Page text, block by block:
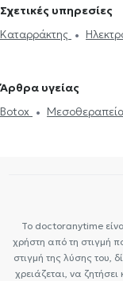
Σχετικές υπηρεσίες
Καταρράκτης
Χαλάζιο
Κερατόκωνος
υγείας για εργασία
Άρθρα υγείας
Botox
Το doctoranytime
χρήστη από τη στιγμή
στιγμή της λύσης του,
χρειάζεται, να